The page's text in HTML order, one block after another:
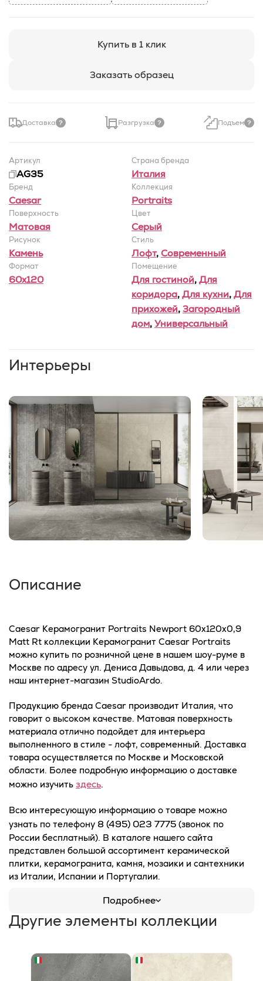
Купить в 1 клик
Заказать образец
Доставка Разгрузка Подъем
Артикул
AG35
Страна бренда
Италия
Бренд
Caesar
Коллекция
Portraits
Поверхность
Матовая
Цвет
Серый
Рисунок
Камень
Стиль
Лофт,Современный
Формат
60x120
Помещение
Для гостиной,Для
коридора,Для кухни,Для
прихожей,Загородный
дом,Универсальный
Интерьеры
Описание
Caesar Керамогранит Portraits Newport 60x120х0,9
Matt Rt коллекции Керамогранит Caesar Portraits
можно купить по розничной цене в нашем шоу-руме в
Москве по адресу ул. Дениса Давыдова, д. 4 или через
наш интернет-магазин StudioArdo.
Продукцию бренда Caesar производит Италия, что
говорит о высоком качестве. Матовая поверхность
материала отлично подойдет для интерьера
выполненного в стиле - лофт, современный. Доставка
товара осуществляется по Москве и Московской
области. Более подробную информацию о доставке
можно изучить здесь.
Всю интересующую информацию о товаре можно
узнать по телефону 8 (495) 023 7775 (звонок по
России бесплатный). В каталоге нашего сайта
представлен большой ассортимент керамической
плитки, керамогранита, камня, мозаики и сантехники
из Италии, Испании и Португалии.
Подробнее
Другие элементы коллекции